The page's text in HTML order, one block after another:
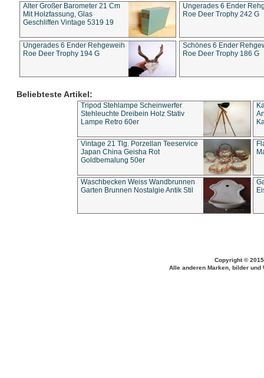
Alter Großer Barometer 21 Cm
Mit Holzfassung, Glas
Geschliffen Vintage 5319 19
Ungerades 6 Ender
Roe Deer Trophy 242 G
Ungerades 6 Ender Rehgeweih
Roe Deer Trophy 194 G
Schönes 6 Ender
Roe Deer Trophy 186 G
Beliebteste Artikel:
Tripod Stehlampe Scheinwerfer
Stehleuchte Dreibein Holz Stativ
Lampe Retro 60er
Vintage 21 Tlg. Porzellan Teeservice
Japan China Geisha Rot
Goldbemalung 50er
Waschbecken Weiss Wandbrunnen
Garten Brunnen Nostalgie Antik Stil
Copyright ©
Alle anderen Marken, bilder und